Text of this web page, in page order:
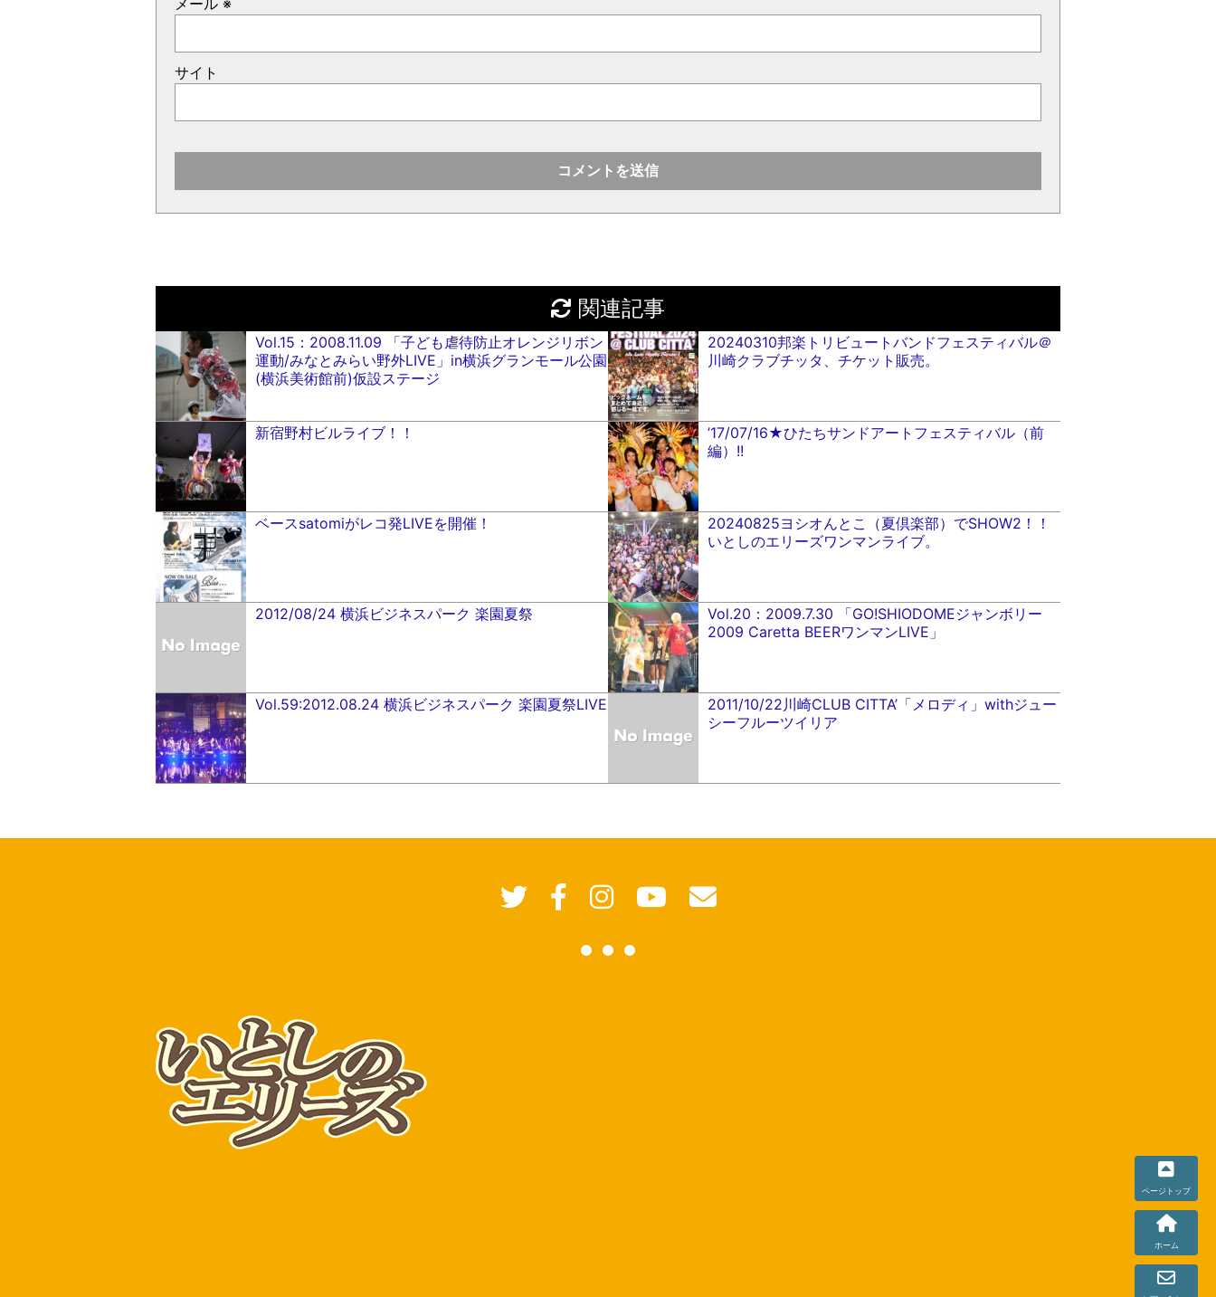
メール ※
サイト
関連記事
Vol.15：2008.11.09 「子ども虐待防止オレンジリボン
運動/みなとみらい野外LIVE」in横浜グランモール公園
(横浜美術館前)仮設ステージ
20240310邦楽トリビュートバンドフェスティバル＠
川崎クラブチッタ、チケット販売。
新宿野村ビルライブ！！
’17/07/16★ひたちサンドアートフェスティバル（前
編）!!
ベースsatomiがレコ発LIVEを開催！
20240825ヨシオんとこ（夏倶楽部）でSHOW2！！
いとしのエリーズワンマンライブ。
2012/08/24 横浜ビジネスパーク 楽園夏祭
Vol.20：2009.7.30 「GO!SHIODOMEジャンボリー
2009 Caretta BEERワンマンLIVE」
Vol.59:2012.08.24 横浜ビジネスパーク 楽園夏祭LIVE
2011/10/22川崎CLUB CITTA’「メロディ」withジュー
シーフルーツイリア